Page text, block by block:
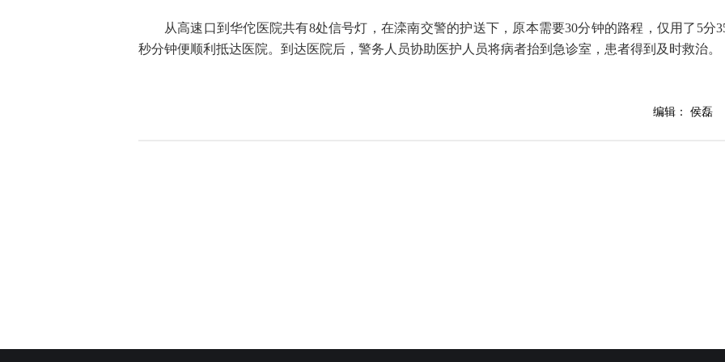
从高速口到华佗医院共有8处信号灯，在滦南交警的护送下，原本需要30分钟的路程，仅用了5分
秒分钟便顺利抵达医院。到达医院后，警务人员协助医护人员将病者抬到急诊室，患者得到及时救治。
编辑： 侯磊